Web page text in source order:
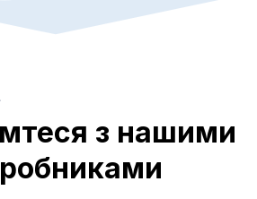
з нашими